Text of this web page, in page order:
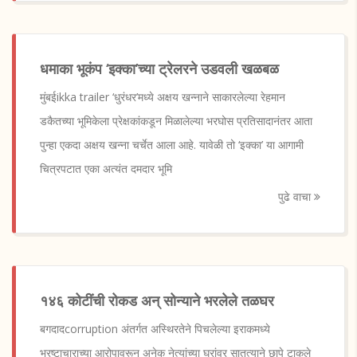
धमाका भूकंप ‘इक्का’च्या ट्रेलरने उडवली खळबळ
मुंबईikka trailer ‘धुरंधर’मध्ये अक्षय खन्नाने साकारलेल्या रेहमान
डकैतच्या भूमिकेला प्रेक्षकांकडून मिळालेल्या भरघोस प्रतिसादानंतर आता
पुन्हा एकदा अक्षय खन्ना चर्चेत आला आहे. यावेळी तो ‘इक्का’ या आगामी
चित्रपटात एका अत्यंत दमदार भूमि
पुढे वाचा
१४६ कोटींची रोकड अन् सोन्याने भरलेले तळघर
बगदादcorruption अंतर्गत अस्थिरतेने पिचलेल्या इराकमध्ये
भ्रष्टाचाराच्या आरोपावरून अनेक नेत्यांच्या घरांवर सातत्याने छापे टाकले